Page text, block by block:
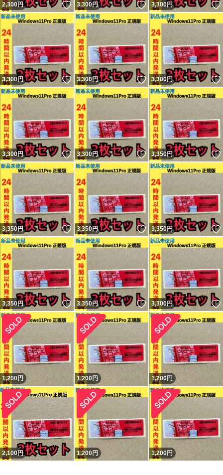
2,300円 いいね！
3,300円 いいね！
3,300円
3,300円 いいね！
3,300円 いいね！
3,300円
3,300円 いいね！
3,300円 いいね！
3,350円
3,350円 いいね！
3,350円 いいね！
3,350円
3,350円 いいね！
3,350円 いいね！
3,300円
1,200円 1,200円 1,200円
2,100円 1,200円 1,200円